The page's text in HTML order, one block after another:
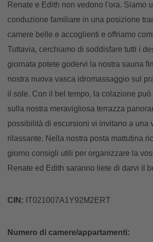
Renate e Edith non vedono l'ora. Siamo
conduzione familiare in una posizione
camere belle e accoglienti e offriamo
Tuttavia, cerchiamo di soddisfare tutti i
giornata potete godervi la nostra sauna
nostra nuova vasca idromassaggio sul
il sole. Con il bel tempo, la colazione può
sulla nostra meravigliosa terrazza
possibilità di escursioni vi invitano a una
rilassante. Nella nostra posta mattutina
giorno consigli utili per organizzare la
Renate ed Edith saranno liete di darvi il
CIN: IT021007A1Y92M2ERT
Numero di camere/appartamenti: